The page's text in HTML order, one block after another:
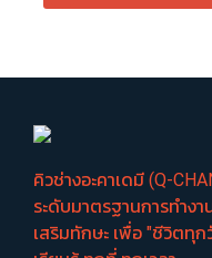
คิวช่างอะคาเดมี (Q-
ระดับมาตรฐานการทำง
เสริมทักษะ เพื่อ "ชีวิตทุก